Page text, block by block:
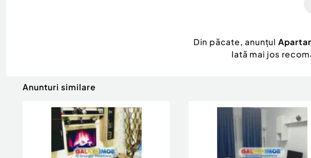
Din păcate, anunțul
Iată mai jos
Anunturi similare